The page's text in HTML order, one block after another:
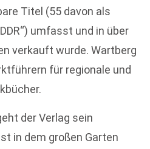
Titel (55 davon als
umfasst und in über
verkauft wurde. Wartberg
für regionale und
der Verlag sein
in dem großen Garten